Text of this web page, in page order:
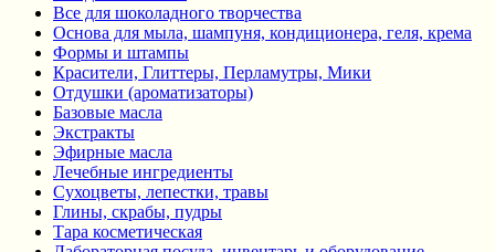
Все для шоколадного творчества
Основа для мыла, шампуня, кондиционера, геля, крема
Формы и штампы
Красители, Глиттеры, Перламутры, Мики
Отдушки (ароматизаторы)
Базовые масла
Экстракты
Эфирные масла
Лечебные ингредиенты
Сухоцветы, лепестки, травы
Глины, скрабы, пудры
Тара косметическая